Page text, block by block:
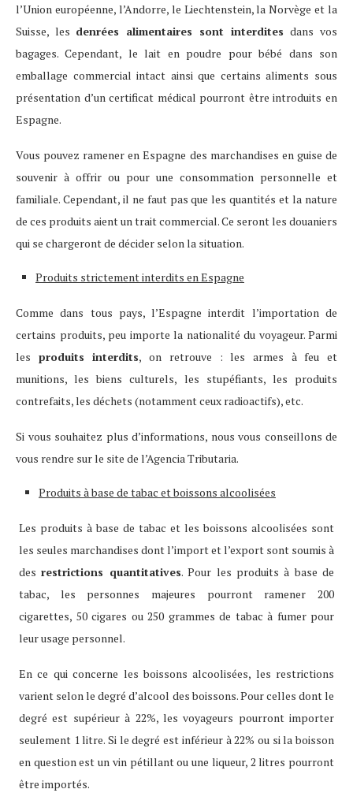
l’Union européenne, l’Andorre, le Liechtenstein, la Norvège et la
Suisse, les denrées alimentaires sont interditesdans vos
bagages. Cependant, le lait en poudre pour bébé dans son
emballage commercial intact ainsi que certains aliments sous
présentation d’un certificat médical pourront être introduits en
Espagne.
Vous pouvez ramener en Espagne des marchandises en guise de
souvenir à offrir ou pour une consommation personnelle et
familiale. Cependant, il ne faut pas que les quantités et la nature
de ces produits aient un trait commercial. Ce seront les douaniers
qui se chargeront de décider selon la situation.
Produits strictement interdits en Espagne
Comme dans tous pays, l’Espagne interdit l’importation de
certains produits, peu importe la nationalité du voyageur. Parmi
les produits interdits, on retrouve : les armes à feu et
munitions, les biens culturels, les stupéfiants, les produits
contrefaits, les déchets (notamment ceux radioactifs), etc.
Si vous souhaitez plus d’informations, nous vous conseillons de
vous rendre sur le site de l’Agencia Tributaria.
Produits à base de tabac et boissons alcoolisées
Les produits à base de tabac et les boissons alcoolisées sont
les seules marchandises dont l’import et l’export sont soumis à
desrestrictions quantitatives. Pour les produits à base de
tabac, les personnes majeures pourront ramener 200
cigarettes, 50 cigares ou 250 grammes de tabac à fumer pour
leur usage personnel.
En ce qui concerne les boissons alcoolisées, les restrictions
varient selon le degré d’alcool des boissons. Pour celles dont le
degré est supérieur à 22%, les voyageurs pourront importer
seulement 1 litre. Si le degré est inférieur à 22% ou si la boisson
en question est un vin pétillant ou une liqueur, 2 litres pourront
être importés.